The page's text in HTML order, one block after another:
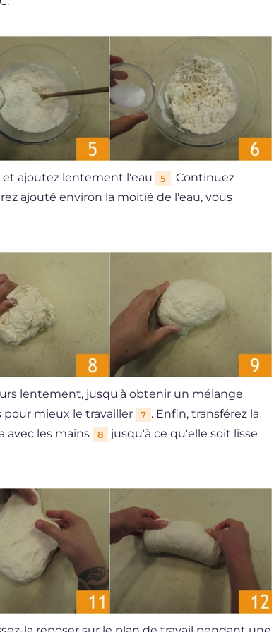
et ajoutez lentement l'eau 5 . Continuez
ajouté environ la moitié de l'eau, vous
lentement, jusqu'à obtenir un mélange
pour mieux le travailler
7 . Enfin, transférez la
avec les mains
8
jusqu'à ce qu'elle soit lisse